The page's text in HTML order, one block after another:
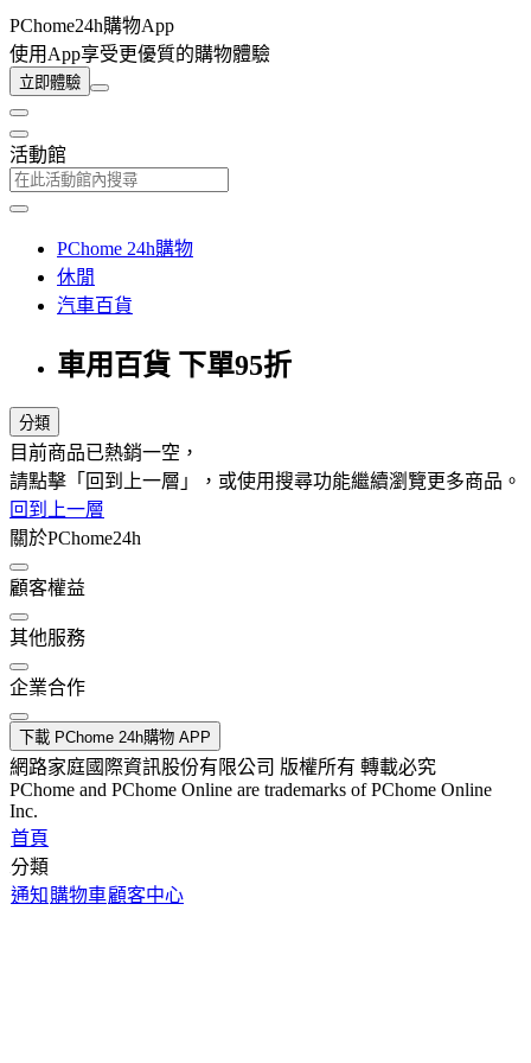
PChome24h購物App
使用App享受更優質的購物體驗
立即體驗
活動館
PChome 24h購物
休閒
汽車百貨
車用百貨 下單95折
分類
目前商品已熱銷一空，
請點擊「回到上一層」，或使用搜尋功能繼續瀏覽更多商品。
回到上一層
關於PChome24h
顧客權益
其他服務
企業合作
下載 PChome 24h購物 APP
網路家庭國際資訊股份有限公司 版權所有 轉載必究
PChome and PChome Online are trademarks of PChome Online
Inc.
首頁
分類
通知 購物車顧客中心